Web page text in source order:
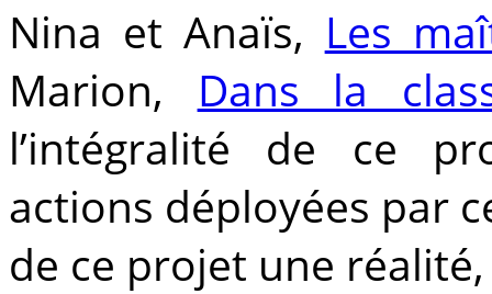
Nina et Anaïs, Les
Marion, Dans la
l’intégralité de ce
actions déployées par
de ce projet une